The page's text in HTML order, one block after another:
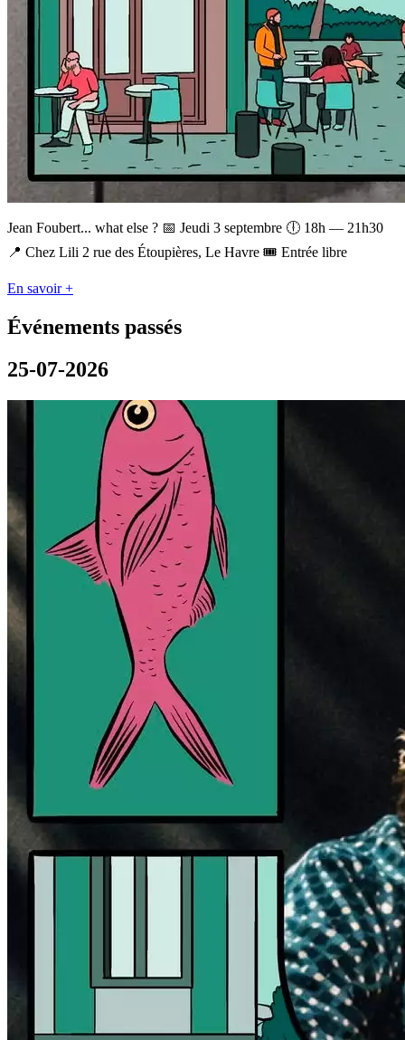
Jean Foubert... what else ? 📅 Jeudi 3 septembre 🕕 18h — 21h30
📍 Chez Lili 2 rue des Étoupières, Le Havre 🎟 Entrée libre
En savoir +
Événements passés
25-07-2026